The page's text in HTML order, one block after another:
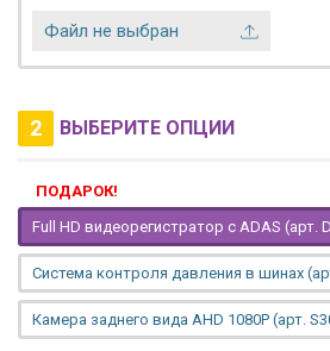
Файл не выбран
2 ВЫБЕРИТЕ ОПЦИИ
ПОДАРОК!
Full HD видеорегистратор с ADAS (арт.
Система контроля давления в шинах
Камера заднего вида AHD 1080P (арт.